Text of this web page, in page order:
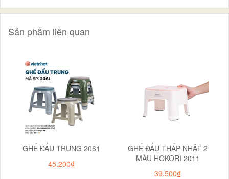
Sản phẩm liên quan
GHẾ ĐẨU TRUNG 2061
45.200₫
GHẾ ĐẨU THẤP NHẬT 2
MÀU HOKORI 2011
39.500₫